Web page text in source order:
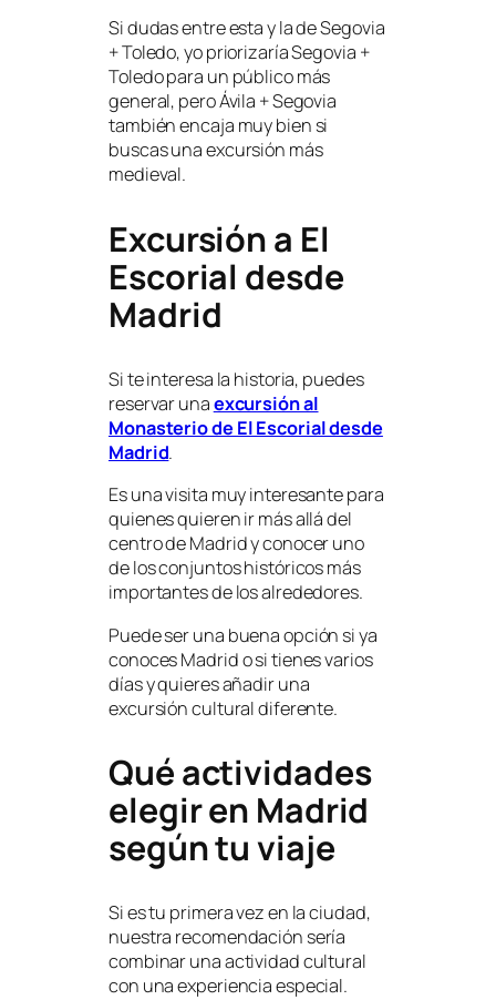
Si dudas entre esta y la de Segovia
+ Toledo, yo priorizaría Segovia +
Toledo para un público más
general, pero Ávila + Segovia
también encaja muy bien si
buscas una excursión más
medieval.
Excursión a El
Escorial desde
Madrid
Si te interesa la historia, puedes
reservar unaexcursión al
Monasterio de El Escorial desde
Madrid.
Es una visita muy interesante para
quienes quieren ir más allá del
centro de Madrid y conocer uno
de los conjuntos históricos más
importantes de los alrededores.
Puede ser una buena opción si ya
conoces Madrid o si tienes varios
días y quieres añadir una
excursión cultural diferente.
Qué actividades
elegir en Madrid
según tu viaje
Si es tu primera vez en la ciudad,
nuestra recomendación sería
combinar una actividad cultural
con una experiencia especial.